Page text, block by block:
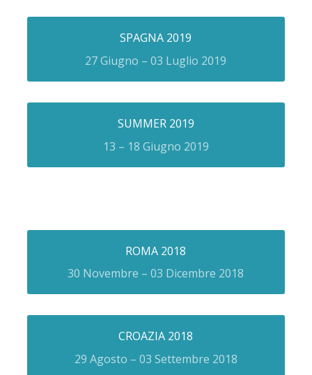
SPAGNA 2019
27 Giugno – 03 Luglio 2019
SUMMER 2019
13 – 18 Giugno 2019
ROMA 2018
30 Novembre – 03 Dicembre 2018
CROAZIA 2018
29 Agosto – 03 Settembre 2018